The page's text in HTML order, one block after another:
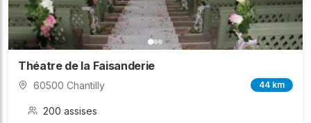
Théatre de la Faisanderie
60500 Chantilly 44 km
200 assises